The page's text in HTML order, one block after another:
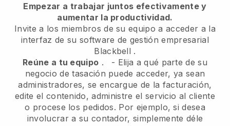
Empezar a trabajar juntos efectivamente y
aumentar la productividad.
Invite a los miembros de su equipo a acceder a la
interfaz de su software de gestión empresarial
Blackbell .
Reúne a tu equipo . - Elija a qué parte de su
negocio de tasación puede acceder, ya sean
administradores, se encargue de la facturación,
edite el contenido, administre el servicio al cliente
o procese los pedidos. Por ejemplo, si desea
involucrar a su contador, simplemente déle